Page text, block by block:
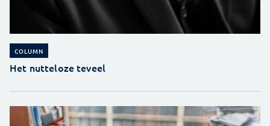
COLUMN
Het nutteloze teveel